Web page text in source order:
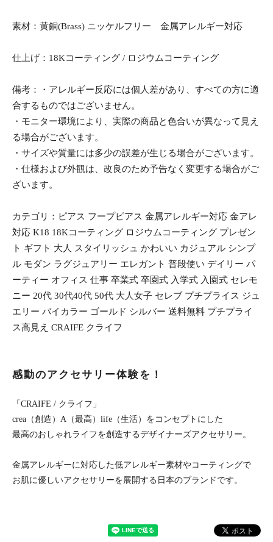
素材：黄銅(Brass) ニッケルフリー 金属アレルギー対応
仕上げ：18Kコーティング / ロジウムコーティング
備考：・アレルギー反応には個人差があり、すべての方に適
合するものではございません。
・モニター環境により、実際の商品と色合いが異なって見え
る場合がございます。
・サイズや質量には多少の誤差が生じる場合がございます。
・仕様および外観は、改良のため予告なく変更する場合がご
ざいます。
カテゴリ：ピアス フープピアス 金属アレルギー対応 金アレ
対応 K18 18Kコーティング ロジウムコーティング プレゼン
ト ギフト 大人 スタイリッシュ かわいい カジュアル シンプ
ル モダン ラグジュアリー エレガント 普段使い デイリー パ
ーティー オフィス 仕事 卒業式 卒園式 入学式 入園式 セレモ
ニー 20代 30代40代 50代 大人女子 セレブ プチプライス ジュ
エリー バイカラー ゴールド シルバー 送料無料 プチプライ
ス高見え CRAIFE クライフ
感動のアクセサリー体験を！
「CRAIFE / クライフ」
crea（創造）A（最高）life（生活）をコンセプトにした
最高のおしゃれライフを創造するデザイナーズアクセサリー。
金属アレルギーに対応した低アレルギー素材やコーティングで
お肌に優しいアクセサリーを展開する日本のブランドです。